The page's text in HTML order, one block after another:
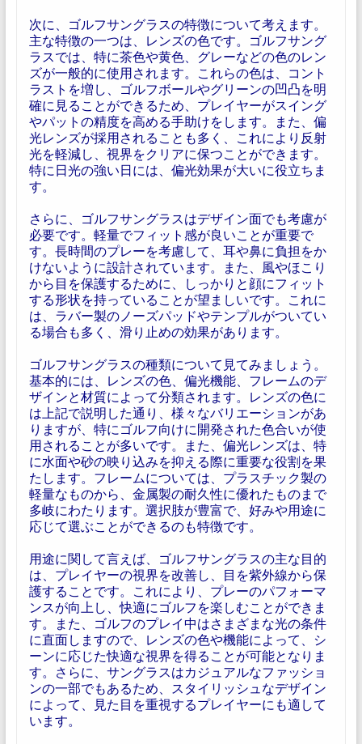
次に、ゴルフサングラスの特徴について考えます。
主な特徴の一つは、レンズの色です。ゴルフサング
ラスでは、特に茶色や黄色、グレーなどの色のレン
ズが一般的に使用されます。これらの色は、コント
ラストを増し、ゴルフボールやグリーンの凹凸を明
確に見ることができるため、プレイヤーがスイング
やパットの精度を高める手助けをします。また、偏
光レンズが採用されることも多く、これにより反射
光を軽減し、視界をクリアに保つことができます。
特に日光の強い日には、偏光効果が大いに役立ちま
す。
さらに、ゴルフサングラスはデザイン面でも考慮が
必要です。軽量でフィット感が良いことが重要で
す。長時間のプレーを考慮して、耳や鼻に負担をか
けないように設計されています。また、風やほこり
から目を保護するために、しっかりと顔にフィット
する形状を持っていることが望ましいです。これに
は、ラバー製のノーズパッドやテンプルがついてい
る場合も多く、滑り止めの効果があります。
ゴルフサングラスの種類について見てみましょう。
基本的には、レンズの色、偏光機能、フレームのデ
ザインと材質によって分類されます。レンズの色に
は上記で説明した通り、様々なバリエーションがあ
りますが、特にゴルフ向けに開発された色合いが使
用されることが多いです。また、偏光レンズは、特
に水面や砂の映り込みを抑える際に重要な役割を果
たします。フレームについては、プラスチック製の
軽量なものから、金属製の耐久性に優れたものまで
多岐にわたります。選択肢が豊富で、好みや用途に
応じて選ぶことができるのも特徴です。
用途に関して言えば、ゴルフサングラスの主な目的
は、プレイヤーの視界を改善し、目を紫外線から保
護することです。これにより、プレーのパフォーマ
ンスが向上し、快適にゴルフを楽しむことができま
す。また、ゴルフのプレイ中はさまざまな光の条件
に直面しますので、レンズの色や機能によって、シ
ーンに応じた快適な視界を得ることが可能となりま
す。さらに、サングラスはカジュアルなファッショ
ンの一部でもあるため、スタイリッシュなデザイン
によって、見た目を重視するプレイヤーにも適して
います。